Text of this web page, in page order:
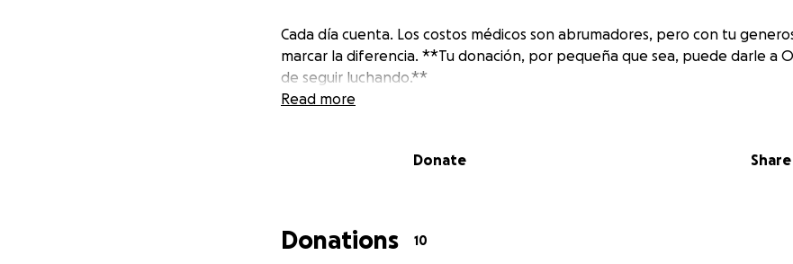
Cada día cuenta. Los costos médicos son abrumadores, pero con tu
marcar la diferencia. **Tu donación, por pequeña que sea, puede darle a
de seguir luchando.**
Que tu vida sea bendecida siempre por este gesto
Read more
Donate Share
Donations 10